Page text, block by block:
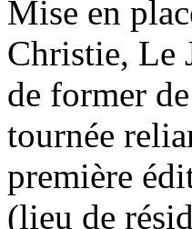
Mise en
Christie, Le
de former
tournée
première
(lieu de